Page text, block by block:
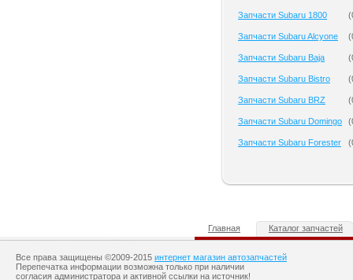
Запчасти Subaru 1800 (
Запчасти Subaru Alcyone (
Запчасти Subaru Baja (
Запчасти Subaru Bistro (
Запчасти Subaru BRZ (
Запчасти Subaru Domingo (
Запчасти Subaru Forester (
Главная Каталог запчастей
Все права защищены ©2009-2015 интернет магазин автозапчастей
Перепечатка информации возможна только при наличии
согласия администратора и активной ссылки на источник!